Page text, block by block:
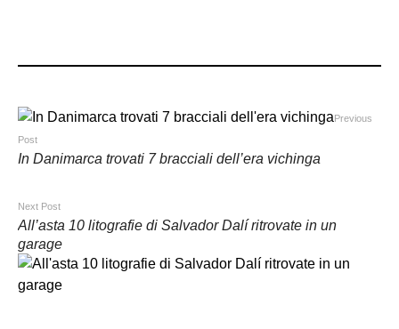
Previous
Post
In Danimarca trovati 7 bracciali dell’era vichinga
Next Post
All’asta 10 litografie di Salvador Dalí ritrovate in un
garage